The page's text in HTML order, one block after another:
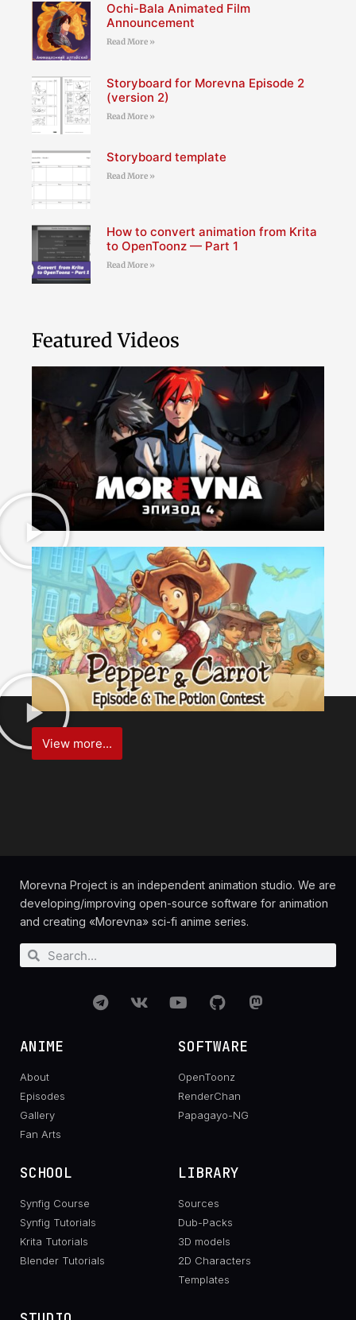
Ochi-Bala Animated Film
Announcement
Read More »
Storyboard for Morevna Episode 2
(version 2)
Read More »
Storyboard template
Read More »
How to convert animation from Krita
to OpenToonz — Part 1
Read More »
Featured Videos
View more...
Morevna Project is an independent animation studio. We are
developing/improving open-source software for animation
and creating «Morevna» sci-fi anime series.
ANIME
About
Episodes
Gallery
Fan Arts
SOFTWARE
OpenToonz
RenderChan
Papagayo-NG
SCHOOL
Synfig Course
Synfig Tutorials
Krita Tutorials
Blender Tutorials
LIBRARY
Sources
Dub-Packs
3D models
2D Characters
Templates